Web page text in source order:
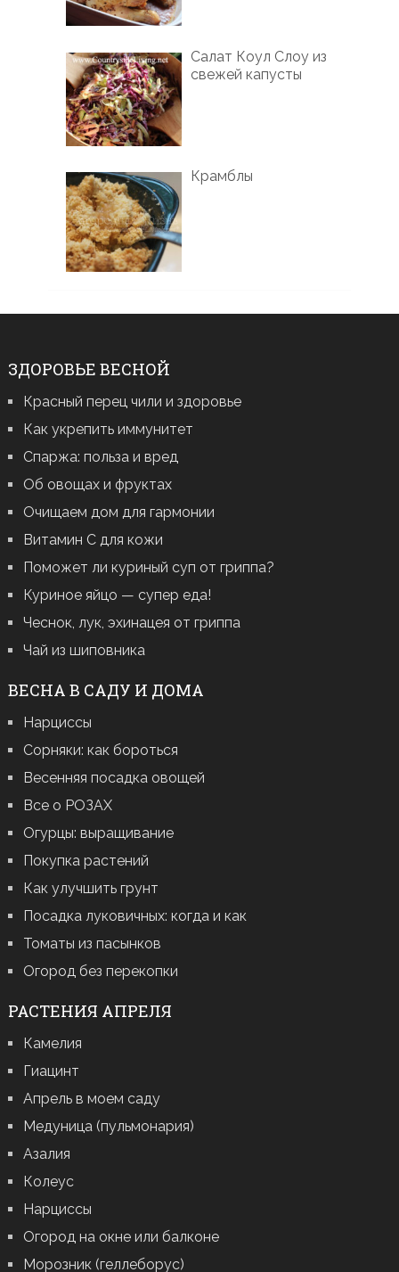
Салат Коул Слоу из
свежей капусты
Крамблы
ЗДОРОВЬЕ ВЕСНОЙ
Красный перец чили и здоровье
Как укрепить иммунитет
Спаржа: польза и вред
Об овощах и фруктах
Очищаем дом для гармонии
Витамин С для кожи
Поможет ли куриный суп от гриппа?
Куриное яйцо — супер еда!
Чеснок, лук, эхинацея от гриппа
Чай из шиповника
ВЕСНА В САДУ И ДОМА
Нарциссы
Сорняки: как бороться
Весенняя посадка овощей
Все о РОЗАХ
Огурцы: выращивание
Покупка растений
Как улучшить грунт
Посадка луковичных: когда и как
Томаты из пасынков
Огород без перекопки
РАСТЕНИЯ АПРЕЛЯ
Камелия
Гиацинт
Апрель в моем саду
Медуница (пульмонария)
Азалия
Колеус
Нарциссы
Огород на окне или балконе
Морозник (геллеборус)